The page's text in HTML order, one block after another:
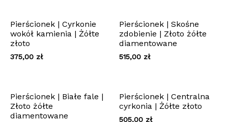
Pierścionek | Cyrkonie
wokół kamienia | Żółte
złoto
375,00 zł
Pierścionek | Skośne
zdobienie | Złoto żółte
diamentowane
515,00 zł
Pierścionek | Białe fale |
Złoto żółte
diamentowane
Pierścionek | Centralna
cyrkonia | Żółte złoto
505,00 zł